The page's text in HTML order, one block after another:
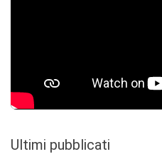
Ultimi pubblicati